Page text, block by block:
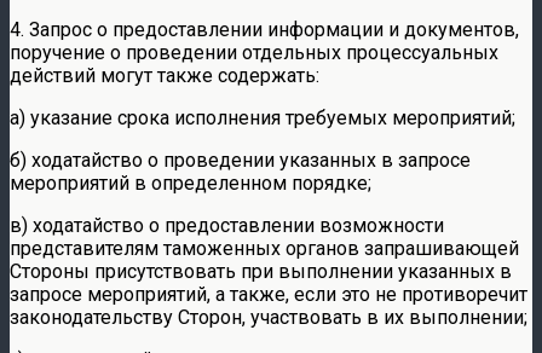
4. Запрос о предоставлении информации и документов,
поручение о проведении отдельных процессуальных
действий могут также содержать:
а) указание срока исполнения требуемых мероприятий;
б) ходатайство о проведении указанных в запросе
мероприятий в определенном порядке;
в) ходатайство о предоставлении возможности
представителям таможенных органов запрашивающей
Стороны присутствовать при выполнении указанных в
запросе мероприятий, а также, если это не противоречит
законодательству Сторон, участвовать в их выполнении;